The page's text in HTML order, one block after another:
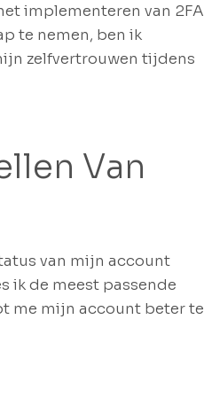
implementeren van 2FA
te nemen, ben ik
zelfvertrouwen tijdens
Van
van mijn account
ik de meest passende
me mijn account beter te